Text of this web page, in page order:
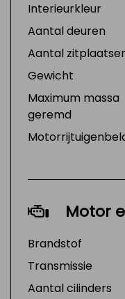
Interieurkleur
Aantal deuren
Aantal
Gewicht
Maximum massa
geremd
Motor
Brandstof
Transmissie
Aantal cilinders